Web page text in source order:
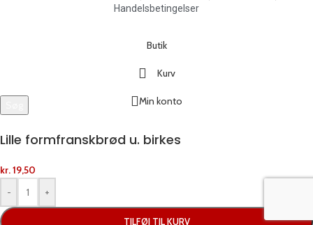
Handelsbetingelser
Butik
Kurv
Min konto
Lille formfranskbrød u. birkes
kr.19,50
-
+
TILFØJ TIL KURV